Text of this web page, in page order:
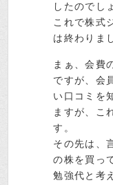
したのでし
これで株式
は終わりま
まぁ、会費
ですが、会
い口コミを
ますが、こ
す。
その先は、
の株を買っ
勉強代と考